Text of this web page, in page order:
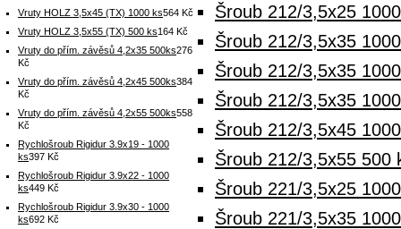
Šroub 212/3,5x25
Šroub 212/3,5x35
Šroub 212/3,5x35
Šroub 212/3,5x35
Šroub 212/3,5x45
Šroub 212/3,5x55 500
Šroub 221/3,5x25
Šroub 221/3,5x35
Vruty HOLZ 3,5x45 (TX) 1000 ks564 Kč
Vruty HOLZ 3,5x55 (TX) 500 ks164 Kč
Vruty do přím. závěsů 4,2x35 500ks276
Kč
Vruty do přím. závěsů 4,2x45 500ks384
Kč
Vruty do přím. závěsů 4,2x55 500ks558
Kč
Rychlošroub Rigidur 3.9x19 - 1000
ks397 Kč
Rychlošroub Rigidur 3.9x22 - 1000
ks449 Kč
Rychlošroub Rigidur 3.9x30 - 1000
ks692 Kč